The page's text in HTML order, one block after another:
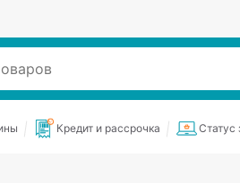
Кредит и рассрочка Статус